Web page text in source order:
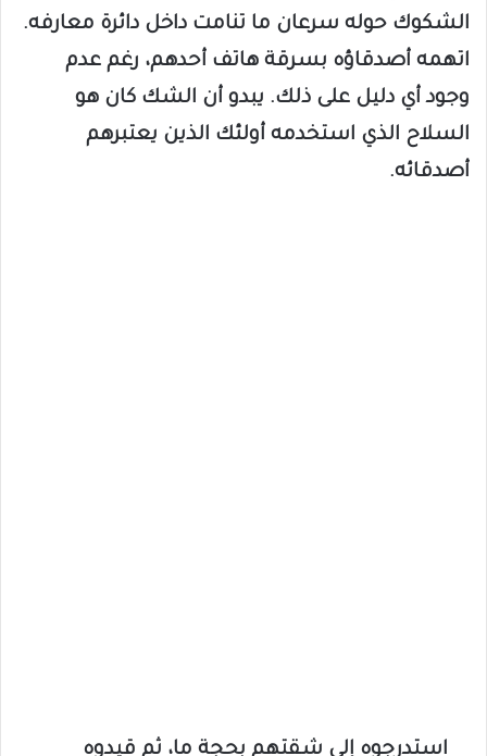
الشكوك حوله سرعان ما تنامت داخل دائرة معارفه.
اتهمه أصدقاؤه بسرقة هاتف أحدهم، رغم عدم
وجود أي دليل على ذلك. يبدو أن الشك كان هو
السلاح الذي استخدمه أولئك الذين يعتبرهم
أصدقائه.
استدرجوه إلى شقتهم بحجة ما، ثم قيدوه